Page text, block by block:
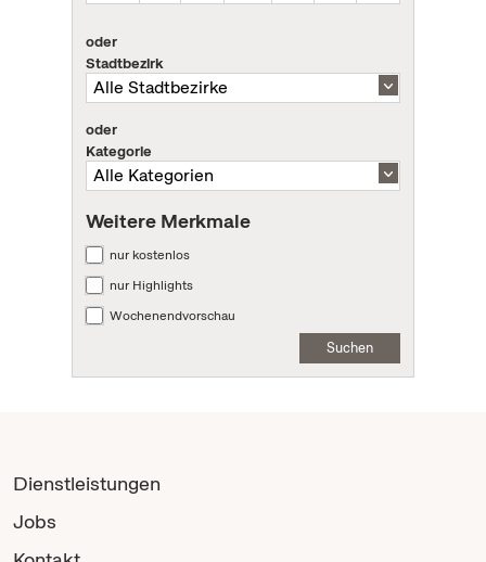
oder
Stadtbezirk
oder
Kategorie
Weitere Merkmale
nur kostenlos
nur Highlights
Wochenendvorschau
Suchen
Dienstleistungen
Jobs